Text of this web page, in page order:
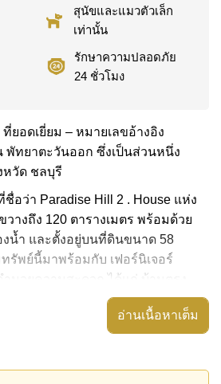
สุนัขและแมวตัวเล็ก
เท่านั้น
รักษาความปลอดภัย
24 ชั่วโมง
ยอดเยี่ยม – หมายเลขอ้างอิง
พัทยาตะวันออก ซึ่งเป็นส่วนหนึ่ง
หวัด ชลบุรี
อว่า Paradise Hill 2 . House แห่ง
างถึง 120 ตารางเมตร พร้อมด้วย
น้ำ และตั้งอยู่บนที่ดินขนาด 58
รัพย์นี้มาพร้อมกับ เฟอร์นิเจอร์
ำนวยความสะดวก ได้แก่ บ้านตรง
รถใช้ ไม่มีสระว่ายน้ำ ได้
ชั่วโมง, ทางเข้ามีไม้กั้น
อ่านเนื้อหาเต็ม